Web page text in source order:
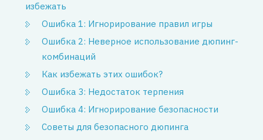
избежать
Ошибка 1: Игнорирование правил игры
Ошибка 2: Неверное использование дюпинг-
комбинаций
Как избежать этих ошибок?
Ошибка 3: Недостаток терпения
Ошибка 4: Игнорирование безопасности
Советы для безопасного дюпинга